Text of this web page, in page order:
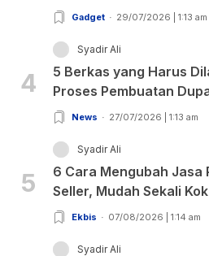
Gadget 29/07/2026 | 1:13 am
4
Syadir Ali
5 Berkas yang Harus
Proses Pembuatan
News 27/07/2026 | 1:13 am
5
Syadir Ali
6 Cara Mengubah Jasa
Seller, Mudah Sekali
Ekbis 07/08/2026 | 1:14 am
Syadir Ali